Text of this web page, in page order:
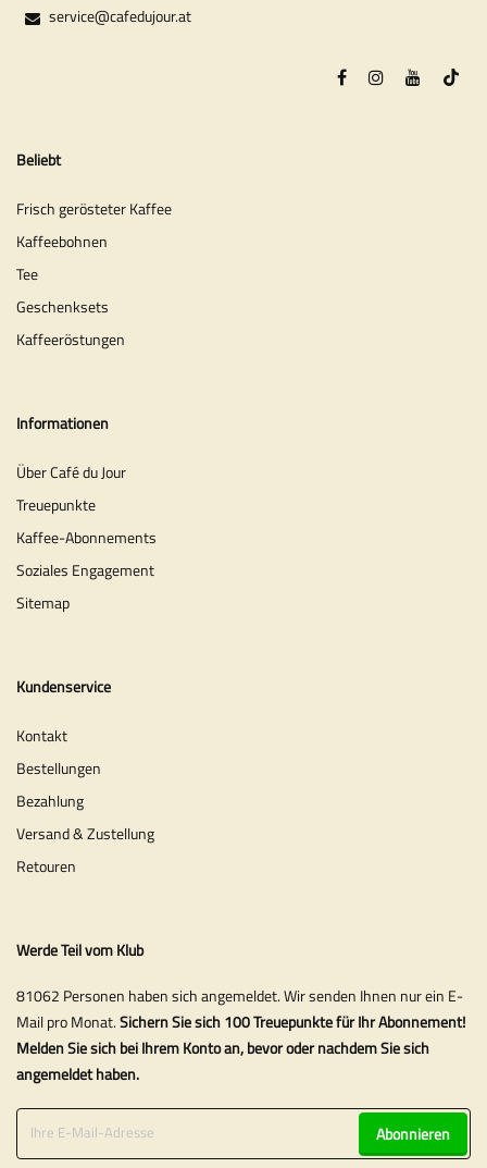
service@cafedujour.at
Beliebt
Frisch gerösteter Kaffee
Kaffeebohnen
Tee
Geschenksets
Kaffeeröstungen
Informationen
Über Café du Jour
Treuepunkte
Kaffee-Abonnements
Soziales Engagement
Sitemap
Kundenservice
Kontakt
Bestellungen
Bezahlung
Versand & Zustellung
Retouren
Werde Teil vom Klub
81062 Personen haben sich angemeldet. Wir senden Ihnen nur ein E-
Mail pro Monat.Sichern Sie sich 100 Treuepunkte für Ihr Abonnement!
Melden Sie sich bei Ihrem Konto an, bevor oder nachdem Sie sich
angemeldet haben.
Abonnieren